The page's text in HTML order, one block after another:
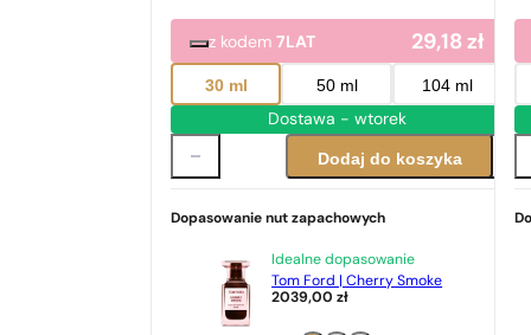
z kodem7LAT 29,18zł
30 ml 50 ml 104 ml
Dostawa - wtorek
Dodaj do koszyka
Dopasowanie nut zapachowych
Idealne dopasowanie
Tom Ford | Cherry Smoke
2039,00zł